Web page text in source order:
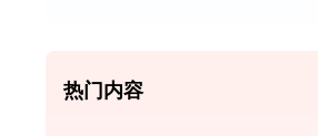
热门内容